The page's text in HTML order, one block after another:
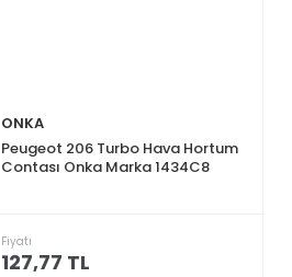
ONKA
Peugeot 206 Turbo Hava Hortum
Contası Onka Marka 1434C8
Fiyatı
127,77 TL